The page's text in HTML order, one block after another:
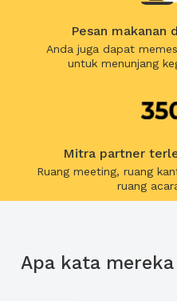
Pesan makanan
Anda juga dapat
untuk menunjang
Mitra partner
Ruang meeting, ruang
ruang
Apa kata mereka